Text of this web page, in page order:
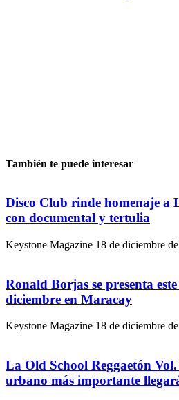
También te puede interesar
Disco Club rinde homenaje a
con documental y tertulia
Keystone Magazine 18 de diciembre
Ronald Borjas se presenta
diciembre en Maracay
Keystone Magazine 18 de diciembre
La Old School Reggaetón
urbano más importante